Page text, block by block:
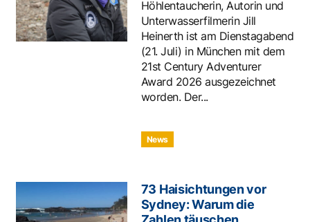
Höhlentaucherin, Autorin und
Unterwasserfilmerin Jill
Heinerth ist am Dienstagabend
(21. Juli) in München mit dem
21st Century Adventurer
Award 2026 ausgezeichnet
worden. Der...
News
73 Haisichtungen vor
Sydney: Warum die